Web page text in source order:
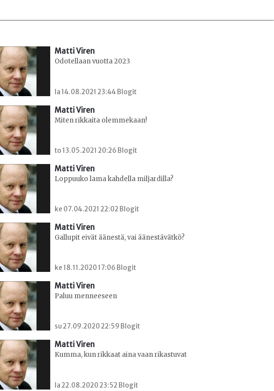
Matti Viren
Odotellaan vuotta 2023
la 14.08.2021 23:44 Blogit
Matti Viren
Miten rikkaita olemmekaan!
to 13.05.2021 20:26 Blogit
Matti Viren
Loppuuko lama kahdella miljardilla?
ke 07.04.2021 22:02 Blogit
Matti Viren
Gallupit eivät äänestä, vai äänestävätkö?
ke 18.11.2020 17:06 Blogit
Matti Viren
Paluu menneeseen
su 27.09.2020 22:59 Blogit
Matti Viren
Kumma, kun rikkaat aina vaan rikastuvat
la 22.08.2020 23:52 Blogit